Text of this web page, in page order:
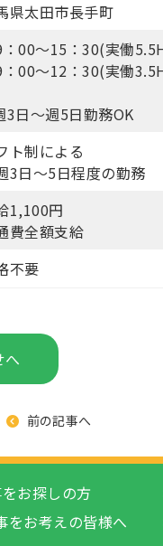
県太田市長手町
00～15：30(実働
00～12：30(実働
3日～週5日勤務OK
ト制による
3日～5日程度の勤務
1,100円
費全額支給
不要
へ
前の記事へ
お探しの方
をお考えの皆様へ